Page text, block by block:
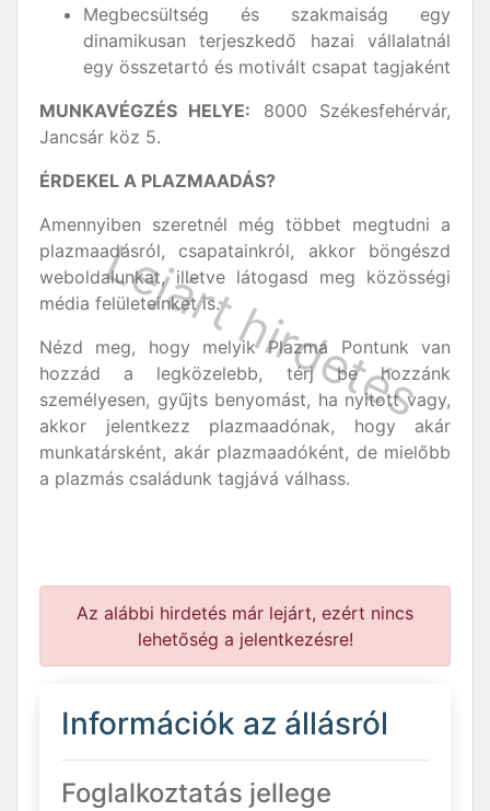
Megbecsültség és szakmaiság egy
dinamikusan terjeszkedő hazai vállalatnál
egy összetartó és motivált csapat tagjaként
MUNKAVÉGZÉS HELYE: 8000 Székesfehérvár,
Jancsár köz 5.
ÉRDEKEL A PLAZMAADÁS?
Amennyiben szeretnél még többet megtudni a
plazmaadásról, csapatainkról, akkor böngészd
weboldalunkat, illetve látogasd meg közösségi
média felületeinket is.
Nézd meg, hogy melyik Plazma Pontunk van
hozzád a legközelebb, térj be hozzánk
személyesen, gyűjts benyomást, ha nyitott vagy,
akkor jelentkezz plazmaadónak, hogy akár
munkatársként, akár plazmaadóként, de mielőbb
a plazmás családunk tagjává válhass.
Az alábbi hirdetés már lejárt, ezért nincs
lehetőség a jelentkezésre!
Információk az állásról
Foglalkoztatás jellege